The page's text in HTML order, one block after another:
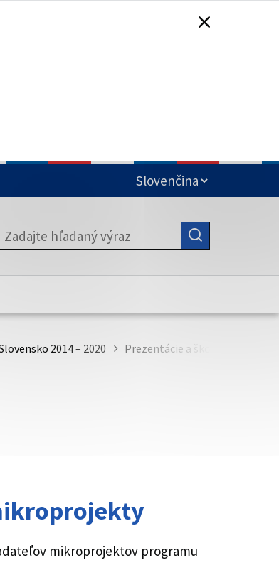
stránka vždy začína
sídla.
OTVORÍ NA NOVEJ KARTE
SA OTVORÍ NA NOVEJ KARTE
SA OTVORÍ NA NOVEJ KARTE
2014 – 2020 Prezentácie a školenia
mikroprojektov programu